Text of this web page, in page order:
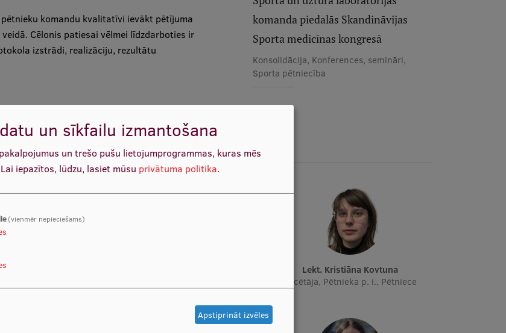
komandu kvalitatīvi ievākt pētījuma
Cēlonis patiesai vēlmei līdzdarboties ir
izstrādi, realizāciju, rezultātu
komanda piedalās Skandināvijas
Sporta medicīnas kongresā
Konsolidācija, Konferences, semināri,
Sporta pētniecība
Dace Reihmane
Lekt. Kristiāna Kovtuna
Docētāja, Pētnieka p. i., Pētniece
un sīkfailu izmantošana
un trešo pušu lietojumprogrammas, kuras mēs
Lai iepazītos, lūdzu, lasiet mūsu privātuma politika.
(vienmēr nepieciešams)
Apstiprināt izvēles